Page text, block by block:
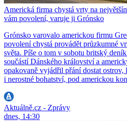
Americká firma chystá vrty na
vám povolení, varuje ji Grónsko
Grónsko varovalo americkou firmu
povolení chystá provádět průzkumné
světa. Píše o tom v sobotu britský
součástí Dánského království a
opakovaně vyjádřil přání dostat
i nerostné bohatství, pod americkou
Aktuálně.cz - Zprávy
dnes, 14:30